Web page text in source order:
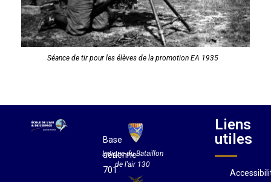
Séance de tir pour les élèves de la promotion EA 1935
Base
aérienne
701
Insigne du Bataillon
de l'air 130
Liens
utiles